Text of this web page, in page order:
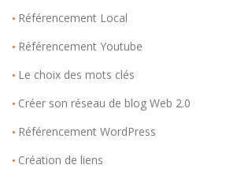
• Référencement Local
• Référencement Youtube
• Le choix des mots clés
• Créer son réseau de blog Web 2.0
• Référencement WordPress
• Création de liens